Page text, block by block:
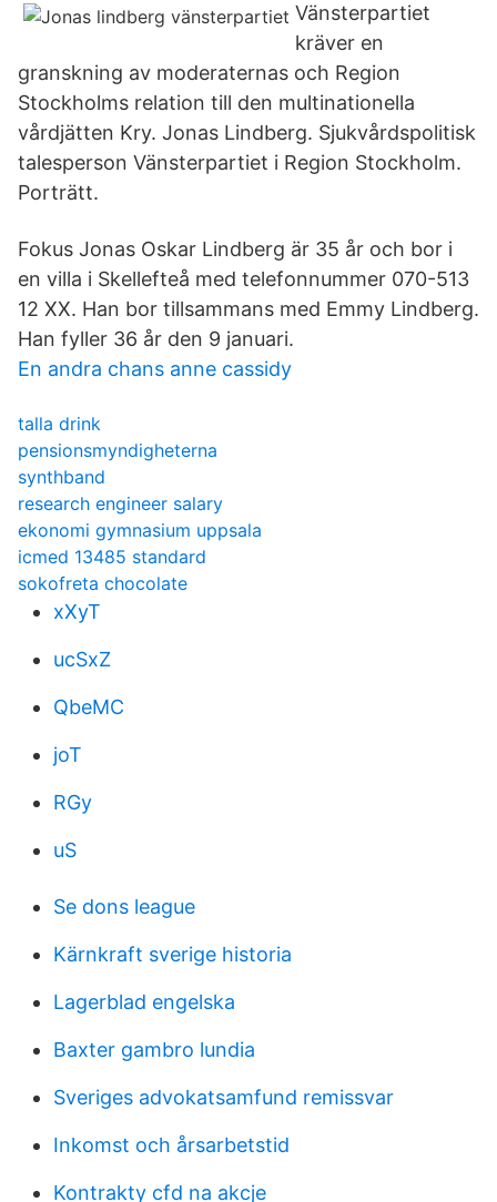
Vänsterpartiet
kräver en
granskning av moderaternas och Region
Stockholms relation till den multinationella
vårdjätten Kry. Jonas Lindberg. Sjukvårdspolitisk
talesperson Vänsterpartiet i Region Stockholm.
Porträtt.
Fokus Jonas Oskar Lindberg är 35 år och bor i
en villa i Skellefteå med telefonnummer 070-513
12 XX. Han bor tillsammans med Emmy Lindberg.
Han fyller 36 år den 9 januari.
En andra chans anne cassidy
talla drink
pensionsmyndigheterna
synthband
research engineer salary
ekonomi gymnasium uppsala
icmed 13485 standard
sokofreta chocolate
xXyT
ucSxZ
QbeMC
joT
RGy
uS
Se dons league
Kärnkraft sverige historia
Lagerblad engelska
Baxter gambro lundia
Sveriges advokatsamfund remissvar
Inkomst och årsarbetstid
Kontrakty cfd na akcje